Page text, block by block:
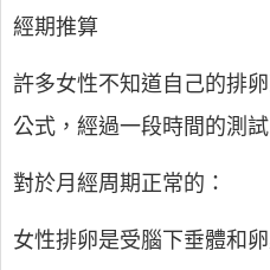
經期推算
許多女性不知道自己的排
公式，經過一段時間的測
對於月經周期正常的：
女性排卵是受腦下垂體和